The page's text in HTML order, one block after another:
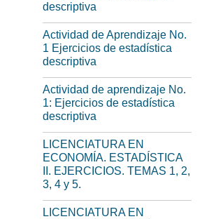
descriptiva
Actividad de Aprendizaje No.
1 Ejercicios de estadística
descriptiva
Actividad de aprendizaje No.
1: Ejercicios de estadística
descriptiva
LICENCIATURA EN
ECONOMÍA. ESTADÍSTICA
II. EJERCICIOS. TEMAS 1, 2,
3, 4 y 5.
LICENCIATURA EN